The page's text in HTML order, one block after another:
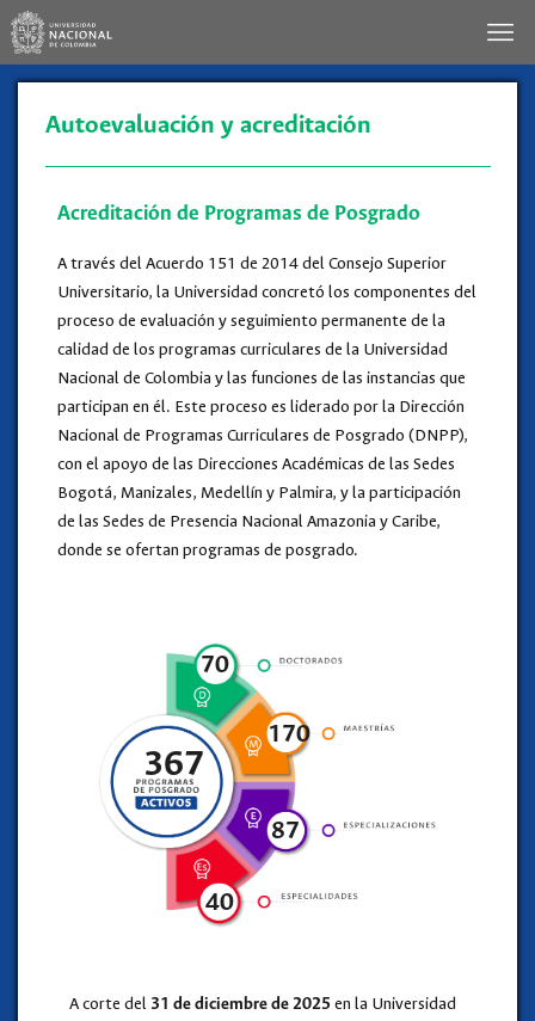
Autoevaluación y acreditación
Acreditación de Programas de Posgrado
A través del Acuerdo 151 de 2014 del Consejo Superior
Universitario, la Universidad concretó los componentes del
proceso de evaluación y seguimiento permanente de la
calidad de los programas curriculares de la Universidad
Nacional de Colombia y las funciones de las instancias que
participan en él. Este proceso es liderado por la Dirección
Nacional de Programas Curriculares de Posgrado (DNPP),
con el apoyo de las Direcciones Académicas de las Sedes
Bogotá, Manizales, Medellín y Palmira, y la participación
de las Sedes de Presencia Nacional Amazonia y Caribe,
donde se ofertan programas de posgrado.
40
367
70
170
87
A corte del 31 de diciembre de 2025en la Universidad